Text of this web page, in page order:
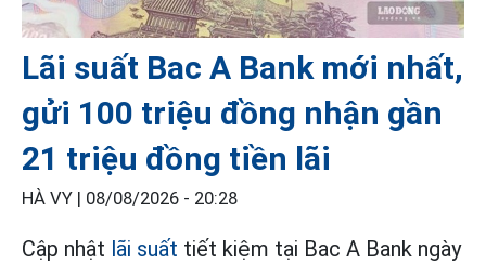
Lãi suất Bac A Bank mới nhất,
gửi 100 triệu đồng nhận gần
21 triệu đồng tiền lãi
HÀ VY | 08/08/2026 - 20:28
Cập nhật lãi suất tiết kiệm tại Bac A Bank ngày